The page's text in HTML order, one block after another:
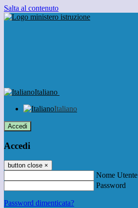
Salta al contenuto
Italiano
Italiano
Accedi
Accedi
button close ×
Nome Utente
Password
Password dimenticata?